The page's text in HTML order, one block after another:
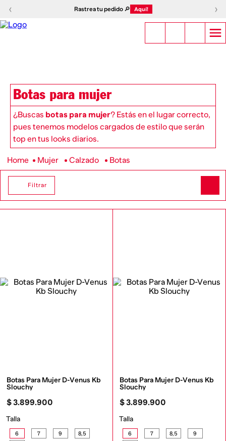
‹ Rastrea tu pedido 🔎 Aquí! ›
Botas para mujer
¿Buscas botas para mujer? Estás en el lugar correcto,
pues tenemos modelos cargados de estilo que serán
top en tus looks diarios.
Mujer Calzado Botas
Filtrar
Botas Para Mujer D-Venus Kb
Slouchy
$3.899.900
Talla
6 7 9
8,5
Botas Para Mujer D-Venus Kb
Slouchy
$3.899.900
Talla
6 7 8,5
9